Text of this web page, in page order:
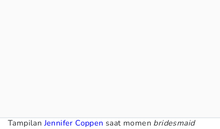
TampilanJennifer Coppen saat momen bridesmaid